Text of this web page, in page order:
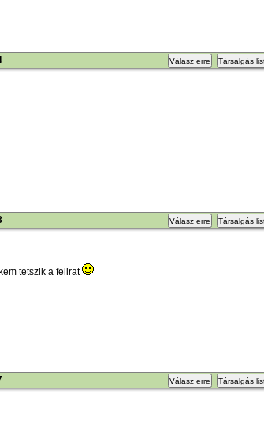
Válasz erre Társalgás
Válasz erre Társalgás
tetszik a felirat
Válasz erre Társalgás